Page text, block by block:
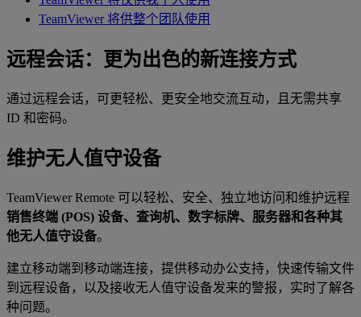
TeamViewer 将供整个团队使用
远程会话：更为出色的新连接方式
通过远程会话，可更轻松、更安全地交流互动，且无需共享
ID 和密码。
维护无人值守设备
TeamViewer Remote 可以轻松、安全、独立地访问和维护远程
销售终端 (POS) 设备、查询机、数字标牌、服务器和各种其
他无人值守设备。
建立移动端到移动端连接，提供移动办公支持，快速传输文件
到远程设备，以及接收无人值守设备发来的警报，实时了解各
种问题。